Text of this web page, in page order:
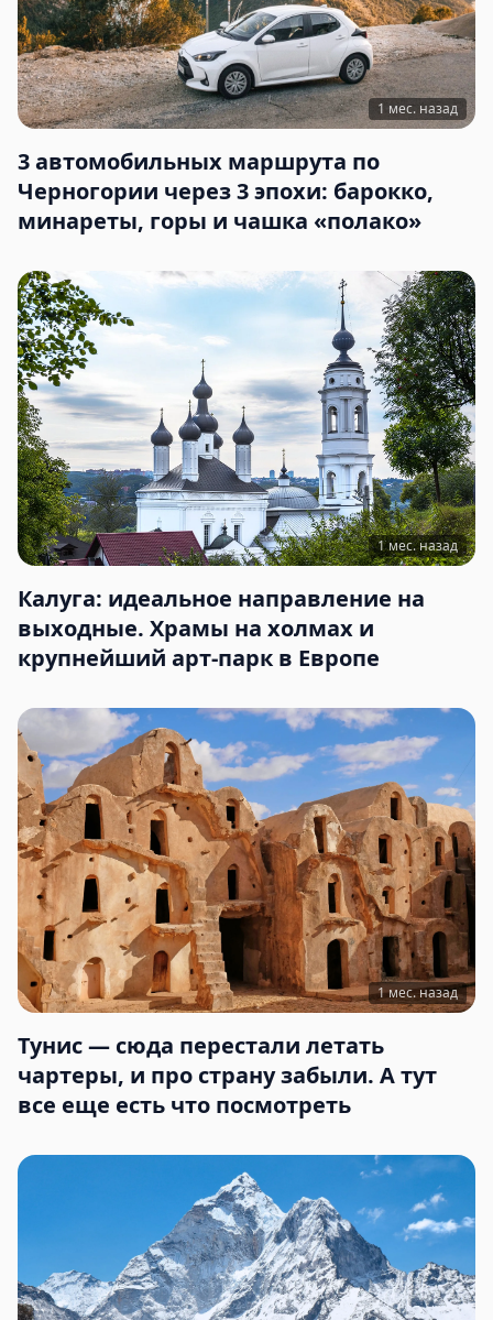
1 мес. назад
3 автомобильных маршрута по
Черногории через 3 эпохи: барокко,
минареты, горы и чашка «полако»
1 мес. назад
Калуга: идеальное направление на
выходные. Храмы на холмах и
крупнейший арт-парк в Европе
1 мес. назад
Тунис — сюда перестали летать
чартеры, и про страну забыли. А тут
все еще есть что посмотреть